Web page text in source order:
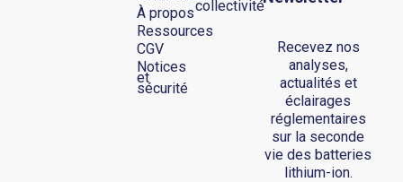
À propos
Ressources
CGV
Notices
et
sécurité
collectivité
Recevez nos
analyses,
actualités et
éclairages
réglementaires
sur la seconde
vie des batteries
lithium-ion.